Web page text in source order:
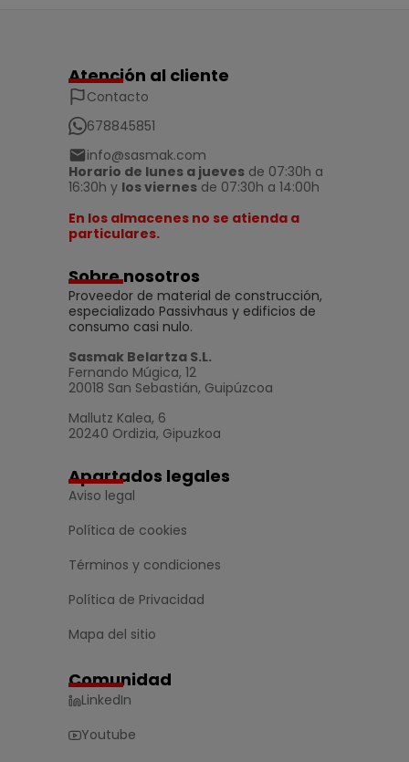
Atención al cliente
Contacto
678845851
info@sasmak.com
Horario de lunes a jueves de 07:30h a
16:30h y los viernes de 07:30h a 14:00h
En los almacenes no se atienda a
particulares.
Sobre nosotros
Proveedor de material de construcción,
especializado Passivhaus y edificios de
consumo casi nulo.
Sasmak Belartza S.L.
Fernando Múgica, 12
20018 San Sebastián, Guipúzcoa
Mallutz Kalea, 6
20240 Ordizia, Gipuzkoa
Apartados legales
Aviso legal
Política de cookies
Términos y condiciones
Política de Privacidad
Mapa del sitio
Comunidad
LinkedIn
Youtube